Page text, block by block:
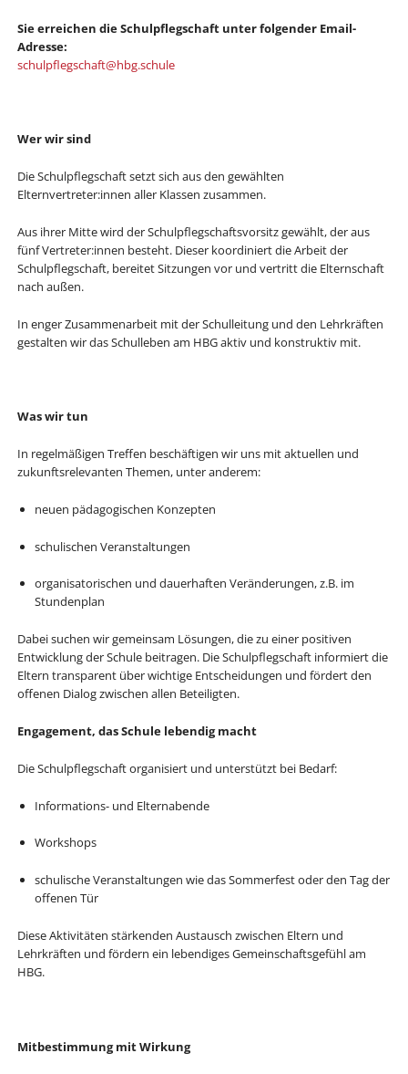
Sie erreichen die Schulpflegschaft unter folgender Email-
Adresse:
schulpflegschaft@hbg.schule
Wer wir sind
Die Schulpflegschaft setzt sich aus den gewählten
Elternvertreter:innen aller Klassen zusammen.
Aus ihrer Mitte wird der Schulpflegschaftsvorsitz gewählt, der aus
fünf Vertreter:innen besteht. Dieser koordiniert die Arbeit der
Schulpflegschaft, bereitet Sitzungen vor und vertritt die Elternschaft
nach außen.
In enger Zusammenarbeit mit der Schulleitung und den Lehrkräften
gestalten wir das Schulleben am HBG aktiv und konstruktiv mit.
Was wir tun
In regelmäßigen Treffen beschäftigen wir uns mit aktuellen und
zukunftsrelevanten Themen, unter anderem:
neuen pädagogischen Konzepten
schulischen Veranstaltungen
organisatorischen und dauerhaften Veränderungen, z.B. im
Stundenplan
Dabei suchen wir gemeinsam Lösungen, die zu einer positiven
Entwicklung der Schule beitragen. Die Schulpflegschaft informiert die
Eltern transparent über wichtige Entscheidungen und fördert den
offenen Dialog zwischen allen Beteiligten.
Engagement, das Schule lebendig macht
Die Schulpflegschaft organisiert und unterstützt bei Bedarf:
Informations- und Elternabende
Workshops
schulische Veranstaltungen wie das Sommerfest oder den Tag der
offenen Tür
Diese Aktivitäten stärkenden Austausch zwischen Eltern und
Lehrkräften und fördern ein lebendiges Gemeinschaftsgefühl am
HBG.
Mitbestimmung mit Wirkung